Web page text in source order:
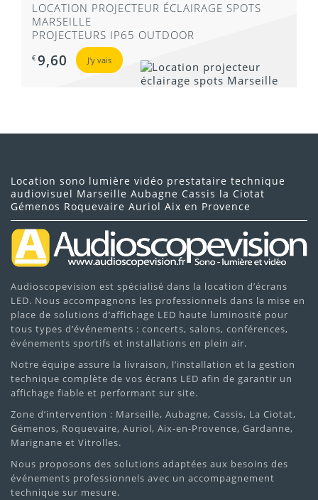
LOCATION PROJECTEUR ÉCLAIRAGE SPOTS
MARSEILLE
PROJECTEURS IP65 OUTDOOR
€ 9,60 J'y vais
Location sono lumière vidéo prestataire technique
audiovisuel Marseille Aubagne Cassis la Ciotat
Gémenos Roquevaire Auriol Aix en Provence
Audioscopevision est spécialisé dans la location d’écrans
LED. Nous accompagnons les professionnels dans la mise en
place de solutions d’affichage LED haute luminosité pour
tous types d’événements : concerts, salons, conférences,
événements sportifs et installations en plein air.
Notre équipe assure la livraison, l’installation et la gestion
technique complète de vos écrans LED afin de garantir un
affichage fiable et performant sur site.
Zone d’intervention : Marseille, Aubagne, Cassis, La Ciotat,
Gémenos, Roquevaire, Auriol, Aix-en-Provence, Gardanne,
Marignane et Vitrolles.
Nous proposons des solutions adaptées aux besoins des
événements professionnels avec un accompagnement
technique sur mesure.